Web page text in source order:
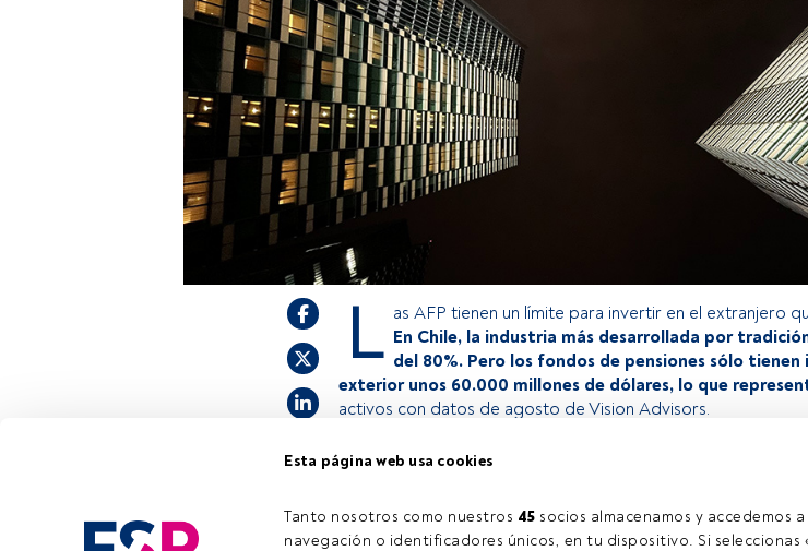
Esta página web usa cookies
Tanto nosotros como nuestros 45 socios almacenamos y accedemos
navegación o identificadores únicos, en tu dispositivo. Si
L as AFP tienen un límite para invertir en el extranjero
En Chile, la industria más desarrollada por
del 80%. Pero los fondos de pensiones sólo
exterior unos 60.000 millones de dólares, lo que
activos con datos de agosto de Vision Advisors.
estás registrado, accede desde el botón Login. Si aún no
invitamos a registrarte y disfrutar de todo el universo que